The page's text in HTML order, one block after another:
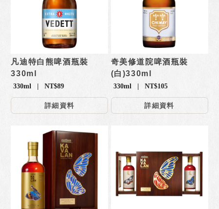
凡迪特白熊啤酒瓶裝
330ml
330ml | NT$89
詳細資料
奇美修道院啤酒瓶裝
(白)330ml
330ml | NT$105
詳細資料